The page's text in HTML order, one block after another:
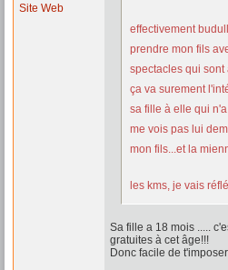
Site Web
effectivement
prendre mon fils
spectacles qui
ça va surement
sa fille à elle qui
me vois pas lui
mon fils...et la
les kms, je vais
Sa fille a 18 mois .....
gratuites à cet âge!!!
Donc facile de